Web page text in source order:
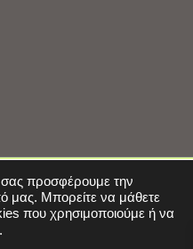
προσφέρουμε την
μας. Μπορείτε να μάθετε
που χρησιμοποιούμε ή να
.